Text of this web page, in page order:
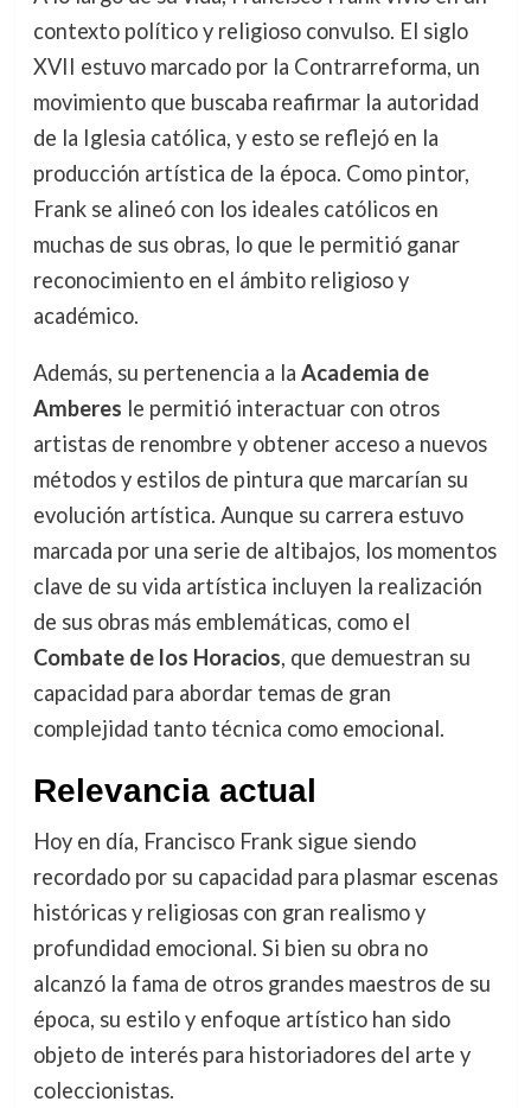
contexto político y religioso convulso. El siglo
XVII estuvo marcado por la Contrarreforma, un
movimiento que buscaba reafirmar la autoridad
de la Iglesia católica, y esto se reflejó en la
producción artística de la época. Como pintor,
Frank se alineó con los ideales católicos en
muchas de sus obras, lo que le permitió ganar
reconocimiento en el ámbito religioso y
académico.
Además, su pertenencia a la Academia de
Amberes le permitió interactuar con otros
artistas de renombre y obtener acceso a nuevos
métodos y estilos de pintura que marcarían su
evolución artística. Aunque su carrera estuvo
marcada por una serie de altibajos, los momentos
clave de su vida artística incluyen la realización
de sus obras más emblemáticas, como el
Combate de los Horacios, que demuestran su
capacidad para abordar temas de gran
complejidad tanto técnica como emocional.
Relevancia actual
Hoy en día, Francisco Frank sigue siendo
recordado por su capacidad para plasmar escenas
históricas y religiosas con gran realismo y
profundidad emocional. Si bien su obra no
alcanzó la fama de otros grandes maestros de su
época, su estilo y enfoque artístico han sido
objeto de interés para historiadores del arte y
coleccionistas.